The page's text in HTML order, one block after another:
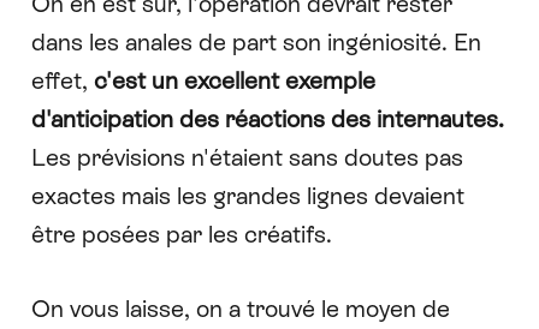
dans les anales de part son ingéniosité. En
effet, c'est un excellent exemple
d'anticipation des réactions des internautes.
Les prévisions n'étaient sans doutes pas
exactes mais les grandes lignes devaient
être posées par les créatifs.
On vous laisse, on a trouvé le moyen de